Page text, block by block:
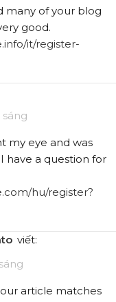
many of your blog
good.
it/register-
sáng
my eye and was
have a question for
hu/register?
viết:
article matches